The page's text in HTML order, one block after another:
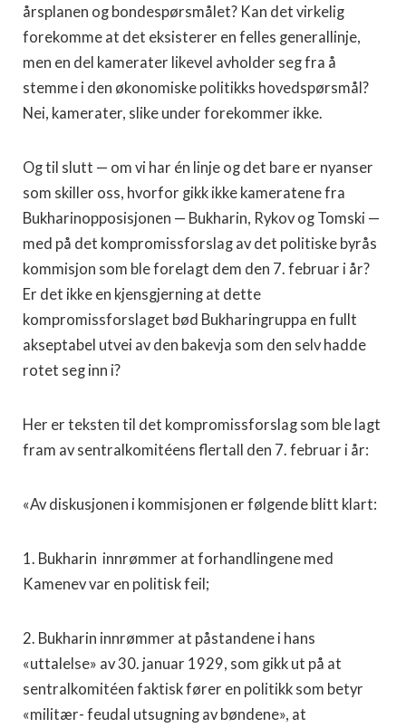
årsplanen og bondespørsmålet? Kan det virkelig
forekomme at det eksisterer en felles generallinje,
men en del kamerater likevel av­holder seg fra å
stemme i den økonomiske politikks hovedspørsmål?
Nei, kamerater, slike under forekommer ikke.
Og til slutt — om vi har én linje og det bare er nyanser
som skiller oss, hvorfor gikk ikke kameratene fra
Bukharinopposisjonen — Bukharin, Rykov og Tomski —
med på det kompromissforslag av det politiske byrås
kommisjon som ble forelagt dem den 7. februar i år?
Er det ikke en kjensgjerning at dette
kompromissforslaget bød Bukharingruppa en fullt
akseptabel utvei av den bakevja som den selv hadde
rotet seg inn i?
Her er teksten til det kompromissforslag som ble lagt
fram av sentralkomitéens flertall den 7. februar i år:
«Av diskusjonen i kommisjonen er følgende blitt klart:
1. Bukharin innrømmer at forhandlingene med
Kamenev var en politisk feil;
2. Bukharin innrømmer at påstandene i hans
«uttalelse» av 30. januar 1929, som gikk ut på at
sentralkomitéen faktisk fører en politikk som betyr
«militær- feudal utsugning av bøndene», at